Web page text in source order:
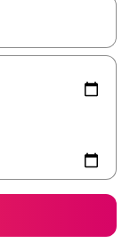
med upp- och